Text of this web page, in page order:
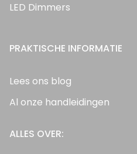
LED Dimmers
PRAKTISCHE INFORMATIE
Lees ons blog
Al onze handleidingen
ALLES OVER: